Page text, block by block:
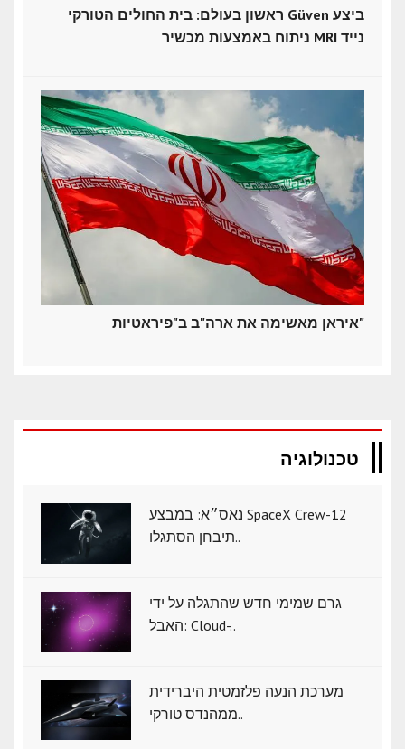
ראשון בעולם: בית החולים הטורקי Güven ביצע
ניתוח באמצעות מכשיר MRI נייד
איראן מאשימה את ארה"ב ב"פיראטיות"
טכנולוגיה
נאס״א: במבצע SpaceX Crew-12
תיבחן הסתגלו..
גרם שמימי חדש שהתגלה על ידי
האבל: Cloud-..
מערכת הנעה פלזמטית היברידית
ממהנדס טורקי..